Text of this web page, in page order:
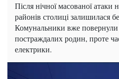
Після нічної масованої атаки
районів столиці залишилася
Комунальники вже повернули
постраждалих родин, проте
електрики.